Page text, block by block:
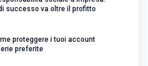
successo va oltre il profitto
proteggere i tuoi account
preferite